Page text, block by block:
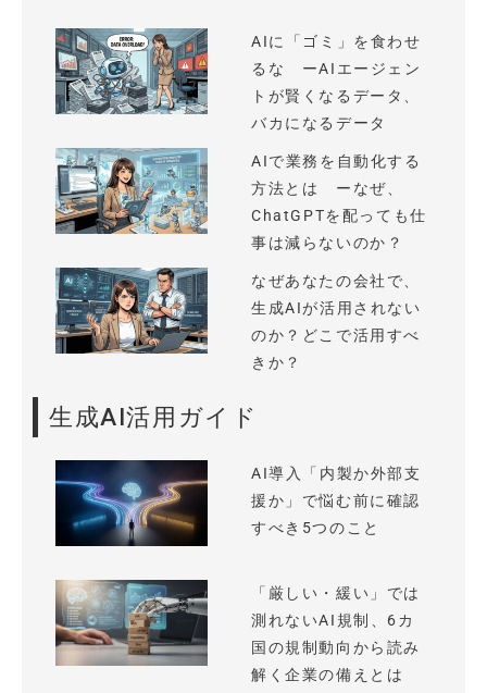
AIに「ゴミ」を食わせ
るな ーAIエージェン
トが賢くなるデータ、
バカになるデータ
AIで業務を自動化する
方法とは ーなぜ、
ChatGPTを配っても仕
事は減らないのか？
なぜあなたの会社で、
生成AIが活用されない
のか？どこで活用すべ
きか？
生成AI活用ガイド
AI導入「内製か外部支
援か」で悩む前に確認
すべき5つのこと
「厳しい・緩い」では
測れないAI規制、6カ
国の規制動向から読み
解く企業の備えとは